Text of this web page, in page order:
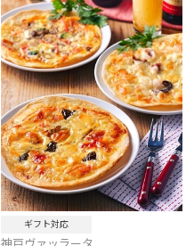
ギフト対応